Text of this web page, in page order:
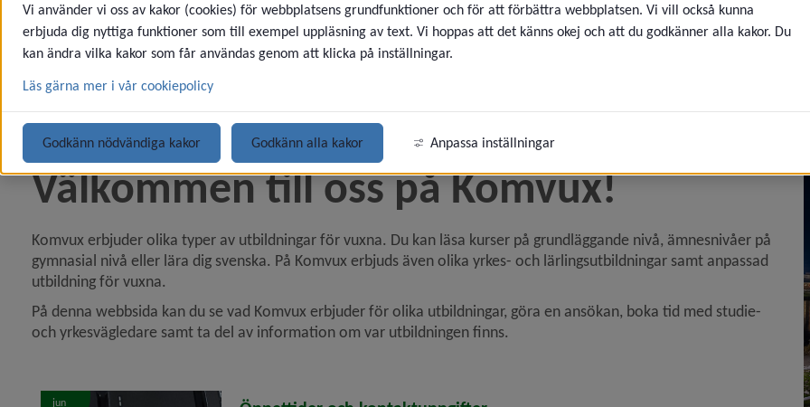
Välkommen till oss på Komvux!
Komvux erbjuder olika typer av utbildningar för vuxna. Du kan läsa kurser på grundläggande nivå, ämnesnivåer på
gymnasial nivå eller lära dig svenska. På Komvux erbjuds även olika yrkes- och lärlingsutbildningar samt anpassad
utbildning för vuxna.
På denna webbsida kan du se vad Komvux erbjuder för olika utbildningar, göra en ansökan, boka tid med studie-
och yrkesvägledare samt ta del av information om var utbildningen finns.
jun 2026-06-18
Vi använder vi oss av kakor (cookies) för webbplatsens grundfunktioner och för att förbättra webbplatsen. Vi vill också kunna
erbjuda dig nyttiga funktioner som till exempel uppläsning av text. Vi hoppas att det känns okej och att du godkänner alla kakor. Du
kan ändra vilka kakor som får användas genom att klicka på inställningar.
Läs gärna mer i vår cookiepolicy
Godkänn nödvändiga kakor Godkänn alla kakor Anpassa inställningar